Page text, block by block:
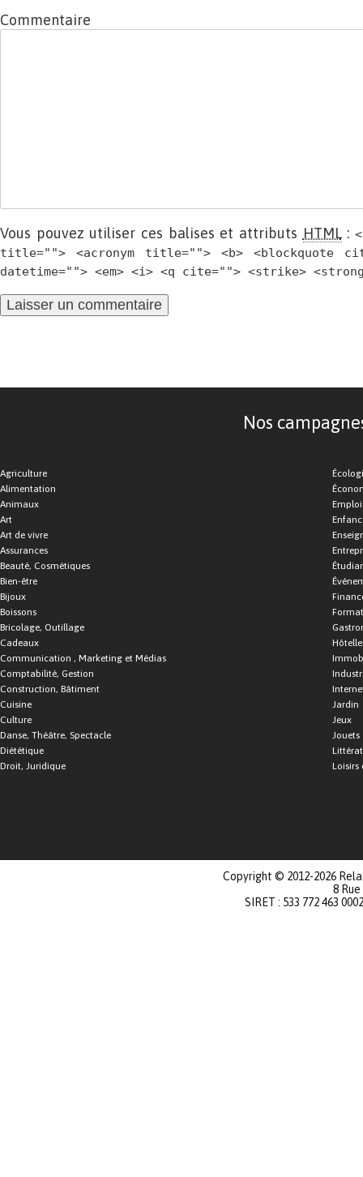
Commentaire
Vous pouvez utiliser ces balises et attributs HTML:
title=""> <acronym title=""> <b> <blockquote
datetime=""> <em> <i> <q cite=""> <strike>
Nos
Agriculture
Alimentation
Animaux
Art
Art de vivre
Assurances
Beauté, Cosmétiques
Bien-être
Bijoux
Boissons
Bricolage, Outillage
Cadeaux
Communication , Marketing et Médias
Comptabilité, Gestion
Construction, Bâtiment
Cuisine
Culture
Danse, Théâtre, Spectacle
Diététique
Droit, Juridique
Emploi
Jardin
Jeux
Jouets
Loisirs
Copyright © 2012-2026
8
SIRET : 533 772 463